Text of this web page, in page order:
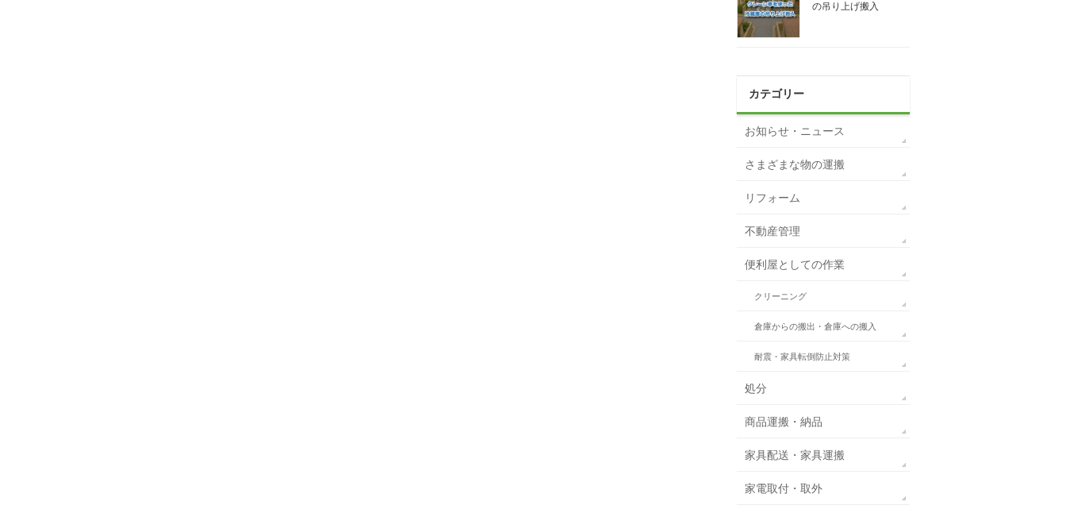
の吊り上げ搬入
カテゴリー
お知らせ・ニュース
さまざまな物の運搬
リフォーム
不動産管理
便利屋としての作業
クリーニング
倉庫からの搬出・倉庫への搬入
耐震・家具転倒防止対策
処分
商品運搬・納品
家具配送・家具運搬
家電取付・取外